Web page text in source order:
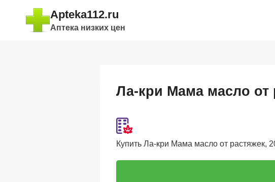
содержимому
Apteka112.ru
Аптека низких цен
Ла-кри Мама масло от
Купить Ла-кри Мама масло от растяжек,